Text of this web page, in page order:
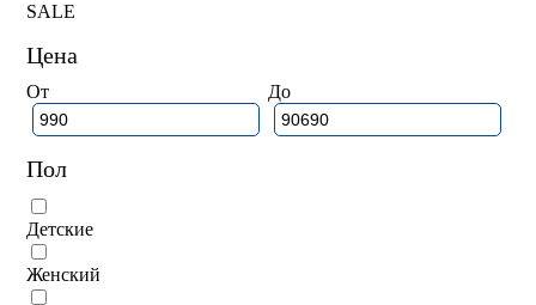
SALE
Цена
От До
Пол
Детские
Женский